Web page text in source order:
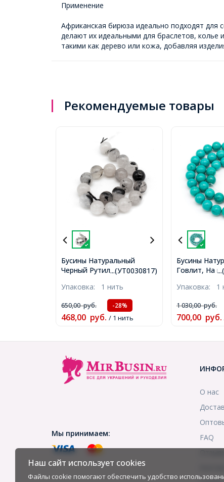
Применение
Африканская бирюза идеально подходят для
делают их идеальными для браслетов, колье
такими как дерево или кожа, добавляя
Рекомендуемые товары
...(УТ0030817)
Бусины Натуральный
Черный Рутиловый Кварц,
8мм, Отверстие 1мм,
около 20шт/18см/нить,
(УТ0030817)
Упаковка: 1 нить
650,00руб. -28%
468,00 руб. / 1 нить
Бусины
Говлит, На
8мм,
около 46шт/
(УТ100007822)
Упаковка: 1
1 030,00руб.
700,00 руб.
Мы принимаем:
О нас
FAQ
Наш сайт использует cookies
Файлы cookie помогают обеспечить удобство